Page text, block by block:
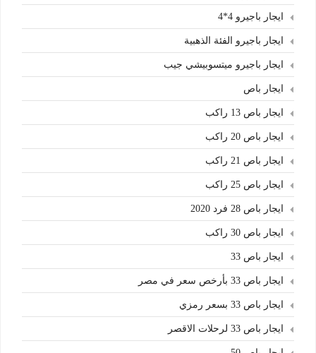
ايجار باجيرو 4*4
ايجار باجيرو الفئة الذهبية
ايجار باجيرو ميتسوبيشي جيب
ايجار باص
ايجار باص 13 راكب
ايجار باص 20 راكب
ايجار باص 21 راكب
ايجار باص 25 راكب
ايجار باص 28 فرد 2020
ايجار باص 30 راكب
ايجار باص 33
ايجار باص 33 بأرخص سعر في مصر
ايجار باص 33 بسعر رمزي
ايجار باص 33 لرحلات الاقصر